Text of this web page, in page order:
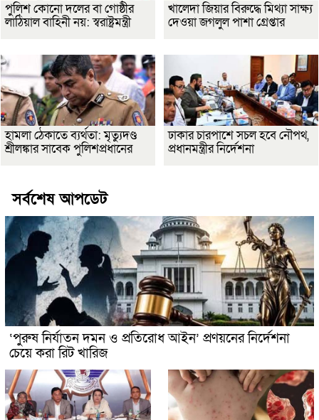
পুলিশ কোনো দলের বা গোষ্ঠীর
লাঠিয়াল বাহিনী নয়: স্বরাষ্ট্রমন্ত্রী
খালেদা জিয়ার বিরুদ্ধে মিথ্যা সাক্ষ্য
দেওয়া জগলুল পাশা গ্রেপ্তার
হামলা ঠেকাতে ব্যর্থতা: মৃত্যুদণ্ড
শ্রীলঙ্কার সাবেক পুলিশপ্রধানের
ঢাকার চারপাশে সচল হবে নৌপথ,
প্রধানমন্ত্রীর নির্দেশনা
সর্বশেষ আপডেট
‘পুরুষ নির্যাতন দমন ও প্রতিরোধ আইন’ প্রণয়নের নির্দেশনা
চেয়ে করা রিট খারিজ